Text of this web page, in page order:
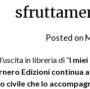
Posted on
in libreria di “I
Edizioni continua
civile che lo